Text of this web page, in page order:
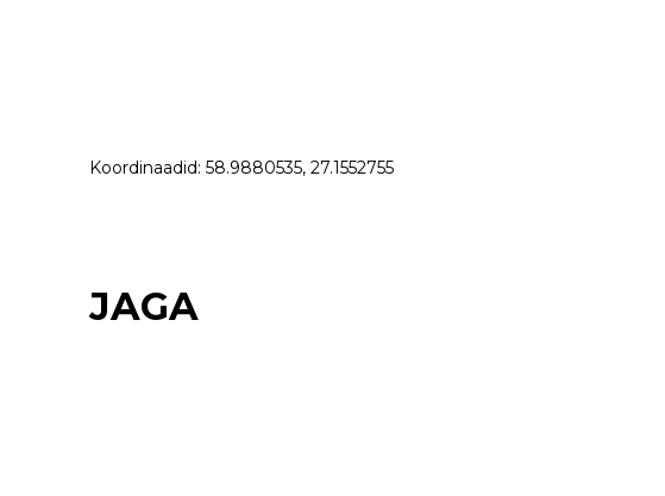
Koordinaadid: 58.9880535, 27.1552755
JAGA